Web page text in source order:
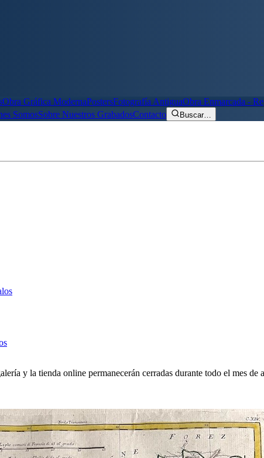
Obra Gráfica ModernaPostersFotografía AntiguaObra Enmarcada -
SomosSobre Nuestros GrabadosContacto Buscar…
y la tienda online permanecerán cerradas durante todo el mes